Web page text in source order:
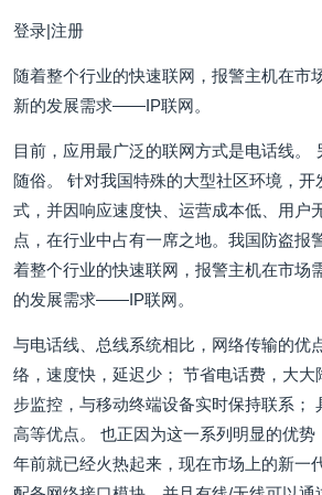
登录|注册
随着整个行业的快速联网，报警主机在市
新的发展需求——IP联网。
目前，应用最广泛的联网方式是电话线。
随俗。 针对我国特殊的大型社区环境，
式，并因响应速度快、运营成本低、用户
点，在行业中占有一席之地。我国防盗报
着整个行业的快速联网，报警主机在市场
的发展需求——IP联网。
与电话线、总线系统相比，网络传输的优
络，速度快，延迟少； 节省电话费，大大
步监控，与移动终端设备实时保持联系；
高等优点。 也正因为这一系列明显的优
年前就已经火热起来，现在市场上的新一